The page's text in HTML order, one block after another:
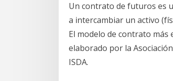
Un contrato de futuros es
a intercambiar un activo
El modelo de contrato
elaborado por la
ISDA.